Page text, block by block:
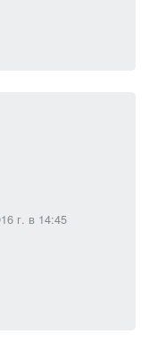
г. в 14:45